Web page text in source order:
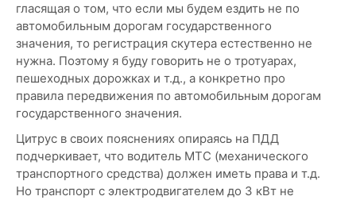
гласящая о том, что если мы будем ездить не по
автомобильным дорогам государственного
значения, то регистрация скутера естественно не
нужна. Поэтому я буду говорить не о тротуарах,
пешеходных дорожках и т.д., а конкретно про
правила передвижения по автомобильным дорогам
государственного значения.
Цитрус в своих пояснениях опираясь на ПДД
подчеркивает, что водитель МТС (механического
транспортного средства) должен иметь права и т.д.
Но транспорт с электродвигателем до 3 кВт не